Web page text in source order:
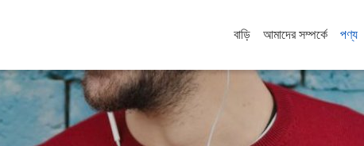
বাড়ি আমাদের সম্পর্কে পণ্য